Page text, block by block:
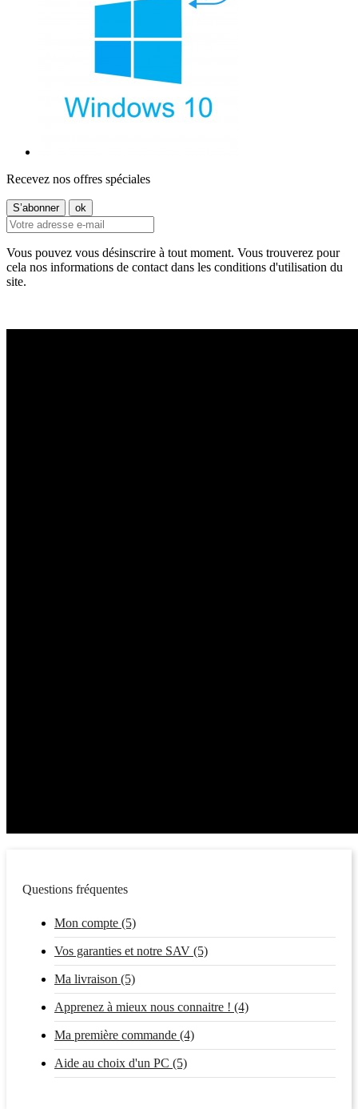
Recevez nos offres spéciales
Vous pouvez vous désinscrire à tout moment. Vous trouverez pour
cela nos informations de contact dans les conditions d'utilisation du
site.
Questions fréquentes
Mon compte (5)
Vos garanties et notre SAV (5)
Ma livraison (5)
Apprenez à mieux nous connaitre ! (4)
Ma première commande (4)
Aide au choix d'un PC (5)